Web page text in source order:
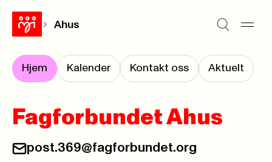
Ahus
Hjem Kalender Kontakt oss Aktuelt
Fagforbundet Ahus
E-post:
post.369@fagforbundet.org